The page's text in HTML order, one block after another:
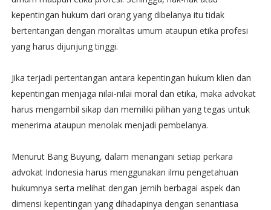
kepentingan hukum dari orang yang dibelanya itu tidak
bertentangan dengan moralitas umum ataupun etika profesi
yang harus dijunjung tinggi.
Jika terjadi pertentangan antara kepentingan hukum klien dan
kepentingan menjaga nilai-nilai moral dan etika, maka advokat
harus mengambil sikap dan memiliki pilihan yang tegas untuk
menerima ataupun menolak menjadi pembelanya.
Menurut Bang Buyung, dalam menangani setiap perkara
advokat Indonesia harus menggunakan ilmu pengetahuan
hukumnya serta melihat dengan jernih berbagai aspek dan
dimensi kepentingan yang dihadapinya dengan senantiasa